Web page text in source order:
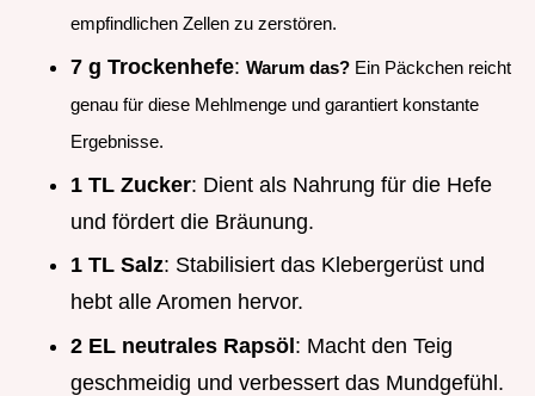
empfindlichen Zellen zu zerstören.
7 g Trockenhefe: Warum das? Ein Päckchen reicht
genau für diese Mehlmenge und garantiert konstante
Ergebnisse.
1 TL Zucker: Dient als Nahrung für die Hefe
und fördert die Bräunung.
1 TL Salz: Stabilisiert das Klebergerüst und
hebt alle Aromen hervor.
2 EL neutrales Rapsöl: Macht den Teig
geschmeidig und verbessert das Mundgefühl.